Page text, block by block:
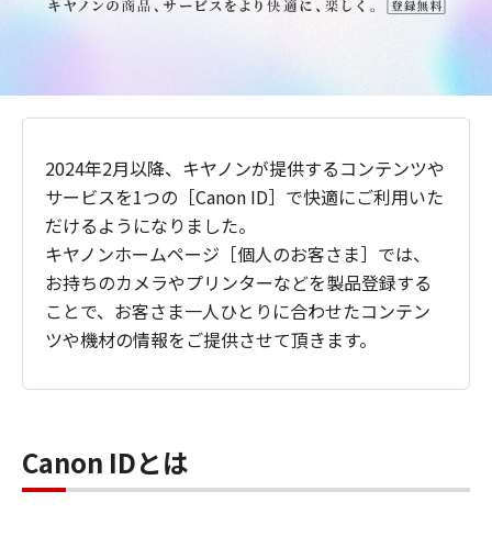
2024年2月以降、キヤノンが提供するコンテンツや
サービスを1つの［Canon ID］で快適にご利用いた
だけるようになりました。
キヤノンホームページ［個人のお客さま］では、
お持ちのカメラやプリンターなどを製品登録する
ことで、お客さま一人ひとりに合わせたコンテン
ツや機材の情報をご提供させて頂きます。
Canon IDとは